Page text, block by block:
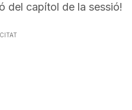
del capítol de la sessió!